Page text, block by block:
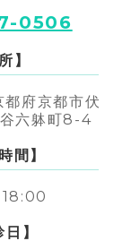
0506
】
府京都市伏
六躰町8-4
間】
日】